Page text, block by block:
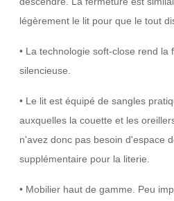
légèrement le lit pour que le tout
• La technologie soft-close rend la
silencieuse.
• Le lit est équipé de sangles
auxquelles la couette et les
n'avez donc pas besoin d'espace
supplémentaire pour la literie.
• Mobilier haut de gamme. Peu